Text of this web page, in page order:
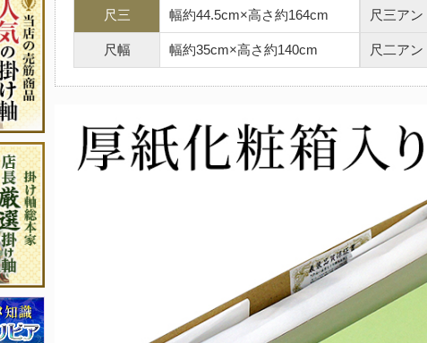
尺三 幅約44.5cm×高さ約164cm
尺幅 幅約35cm×高さ約140cm
尺三アン
尺二アン